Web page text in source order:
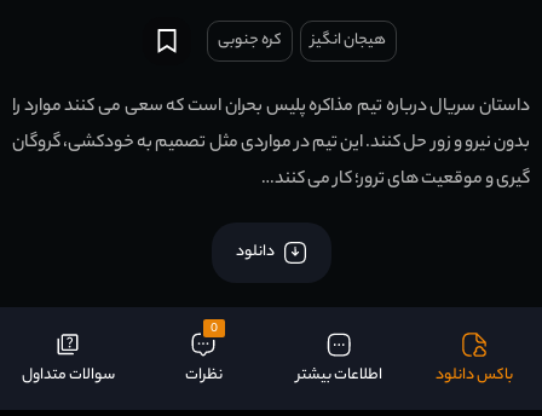
هیجان انگیز کره جنوبی
داستان سریال درباره تیم مذاکره پلیس بحران است که سعی می کنند موارد را
بدون نیرو و زور حل کنند. این تیم در مواردی مثل تصمیم به خودکشی، گروگان
گیری و موقعیت های ترور؛ کار می کنند…
دانلود
باکس دانلود اطلاعات بیشتر
0
نظرات سوالات متداول